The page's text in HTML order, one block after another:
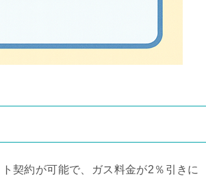
契約が可能で、ガス料金が2％引きに